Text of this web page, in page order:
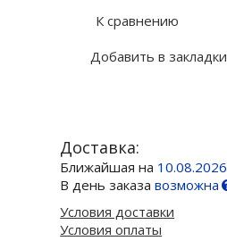
К сравнению
Добавить в закладки
Доставка:
Ближайшая на 10.08.2026
В день заказавозможна
Условия доставки
Условия оплаты